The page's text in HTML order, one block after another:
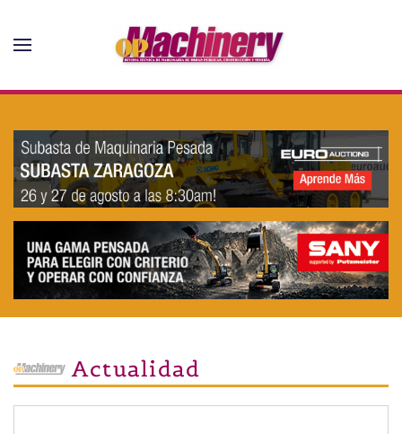
Skip to main content
Actualidad